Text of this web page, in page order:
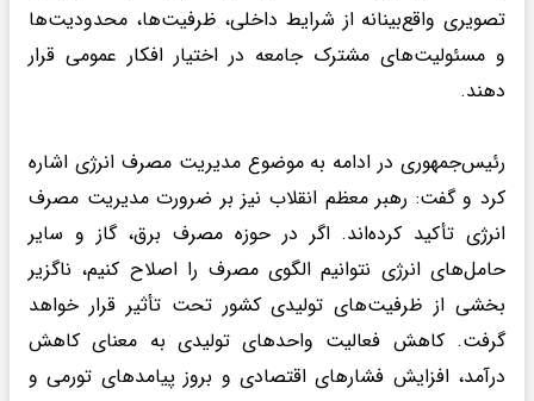
تصویری واقع‌بینانه از شرایط داخلی، ظرفیت‌ها، محدودیت‌ها
و مسئولیت‌های مشترک جامعه در اختیار افکار عمومی قرار
دهند.
رئیس‌جمهوری در ادامه به موضوع مدیریت مصرف انرژی اشاره
کرد و گفت: رهبر معظم انقلاب نیز بر ضرورت مدیریت مصرف
انرژی تأکید کرده‌اند. اگر در حوزه مصرف برق، گاز و سایر
حامل‌های انرژی نتوانیم الگوی مصرف را اصلاح کنیم، ناگزیر
بخشی از ظرفیت‌های تولیدی کشور تحت تأثیر قرار خواهد
گرفت. کاهش فعالیت واحدهای تولیدی به معنای کاهش
درآمد، افزایش فشارهای اقتصادی و بروز پیامدهای تورمی و